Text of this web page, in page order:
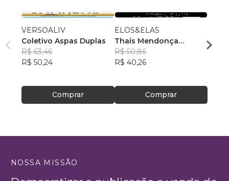
VERSOALIV
Coletivo Aspas Duplas
R$ 63,46
R$ 50,24
Comprar
ELOS&ELAS
Thaís Mendonça
Resende
R$ 50,86
R$ 40,26
Comprar
R$
NOSSA MISSÃO